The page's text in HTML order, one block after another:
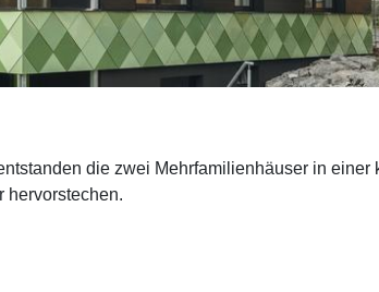
die zwei Mehrfamilienhäuser in einer
hervorstechen.